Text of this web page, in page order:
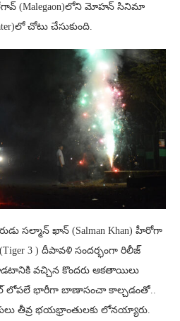
(Malegaon)లోని మోహన్‌ సినిమా
చోటు చేసుకుంది.
సల్మాన్‌ ఖాన్‌ (Salman Khan) హీరోగా
3 ) దీపావళి సందర్భంగా రిలీజ్
వచ్చిన కొందరు ఆకతాయిలు
లోపలే భారీగా బాణాసంచా కాల్చడంతో..
తీవ్ర భయభ్రాంతులకు లోనయ్యారు.